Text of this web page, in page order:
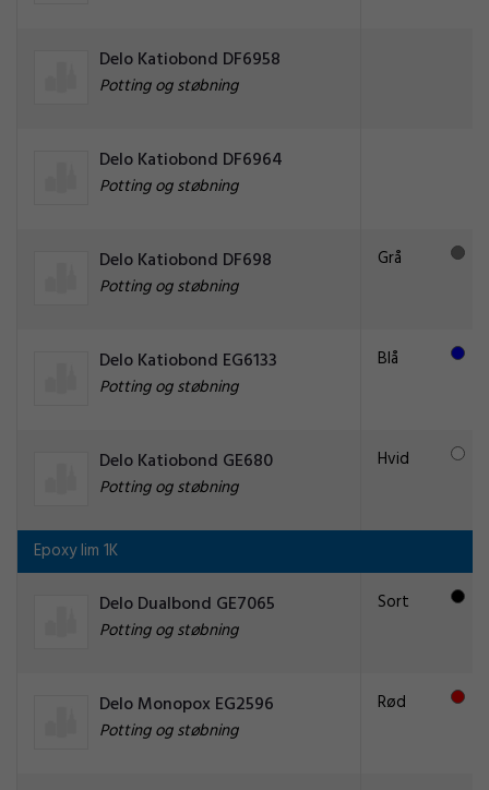
Delo Katiobond DF6958
Potting og støbning
Delo Katiobond DF6964
Potting og støbning
Delo Katiobond DF698
Potting og støbning
Grå
Delo Katiobond EG6133
Potting og støbning
Blå
Delo Katiobond GE680
Potting og støbning
Hvid
Epoxy lim 1K
Delo Dualbond GE7065
Potting og støbning
Sort
Delo Monopox EG2596
Potting og støbning
Rød